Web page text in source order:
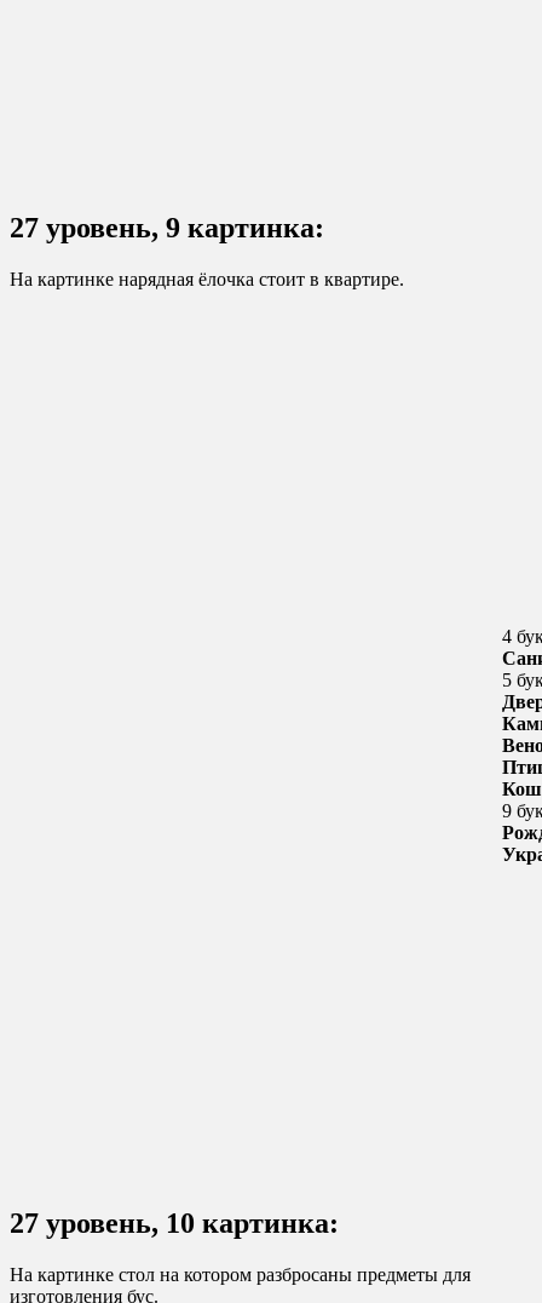
27 уровень, 9 картинка:
На картинке нарядная ёлочка стоит в квартире.
4
5
9
27 уровень, 10 картинка:
На картинке стол на котором разбросаны предметы для
изготовления бус.